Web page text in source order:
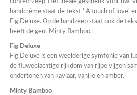
confettizeep. Het ideale geschenk voor uw
handcrème staat de tekst ' A touch of love'
Fig Deluxe. Op de handzeep staat ook de
heeft de geur Minty Bamboo.
Fig Deluxe
Fig Deluxe is een weelderige symfonie van
de fluweelachtige rijkdom van rijpe vijgen
ondertonen van kaviaar, vanille en amber.
Minty Bamboo